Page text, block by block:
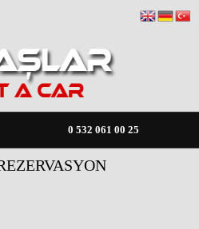
ANASAYFA
0 532 061 00 25